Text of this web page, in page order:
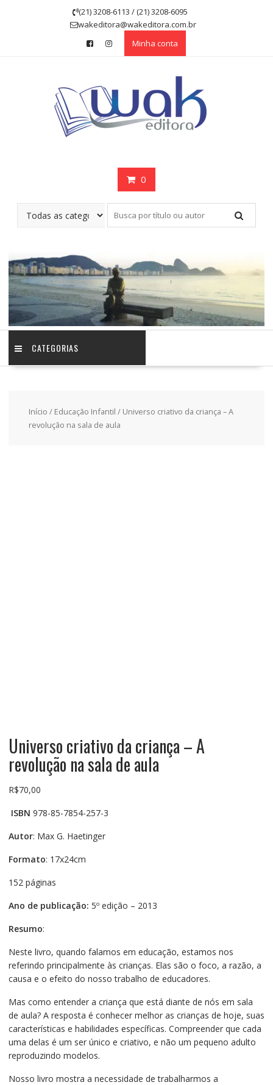
(21) 3208-6113 / (21) 3208-6095
wakeditora@wakeditora.com.br
Minha conta
0
CATEGORIAS
Início / Educação Infantil / Universo criativo da criança – A
revolução na sala de aula
Universo criativo da criança – A
revolução na sala de aula
R$70,00
ISBN 978-85-7854-257-3
Autor: Max G. Haetinger
Formato: 17x24cm
152 páginas
Ano de publicação: 5º edição – 2013
Resumo:
Neste livro, quando falamos em educação, estamos nos
referindo principalmente às crianças. Elas são o foco, a razão, a
causa e o efeito do nosso trabalho de educadores.
Mas como entender a criança que está diante de nós em sala
de aula? A resposta é conhecer melhor as crianças de hoje, suas
características e habilidades específicas. Compreender que cada
uma delas é um ser único e criativo, e não um pequeno adulto
reproduzindo modelos.
Nosso livro mostra a necessidade de trabalharmos a